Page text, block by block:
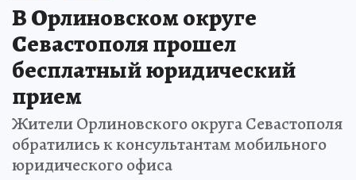
В Орлиновском округе
Севастополя прошел
бесплатный юридический
прием
Жители Орлиновского округа Севастополя
обратились к консультантам мобильного
юридического офиса